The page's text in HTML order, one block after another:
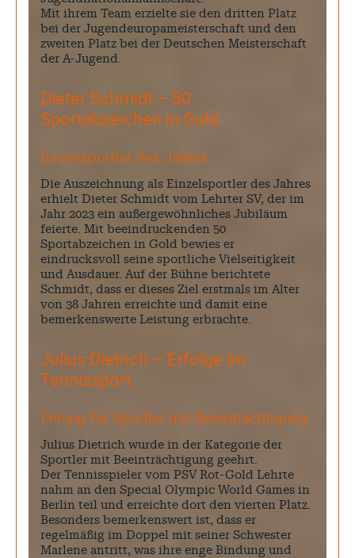
Mit ihrem Team erzielte sie den dritten Platz
bei der Jugendeuropameisterschaft und den
zweiten Platz bei der Deutschen Meisterschaft
der A-Jugend.
Dieter Schmidt – 50
Sportabzeichen in Gold
Einzelsportler des Jahres
Die Auszeichnung als Einzelsportler des Jahres
erhielt Dieter Schmidt vom Lehrter SV, der im
Jahr 2023 ein außergewöhnliches Jubiläum
feierte. Mit beeindruckenden 50
Sportabzeichen in Gold bewies er
eindrucksvoll seine sportliche Vielseitigkeit
und Ausdauer. Auf der Bühne berichtete
Schmidt, dass er dieses Ziel erstmals im Alter
von 38 Jahren erreichte und damit eine
bemerkenswerte Leistung erbrachte.
Julius Dietrich – Erfolge im
Tennissport
Ehrung für Sportler mit Beeinträchtigung
Julius Dietrich wurde in der Kategorie der
Sportler mit Beeinträchtigung geehrt.
Der Tennisspieler vom PSV Rot-Gold Lehrte
nahm an den Special Olympic World Games in
Berlin teil und erreichte dort den vierten Platz.
Besonders bemerkenswert ist, dass er
regelmäßig im Doppel mit seiner Schwester
Marlene antritt, was ihre enge Bindung und